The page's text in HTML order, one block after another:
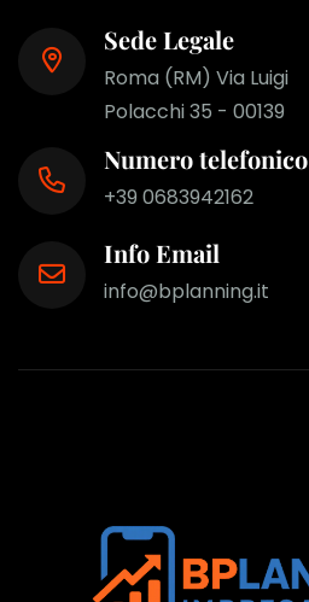
Sede Legale
Roma (RM) Via Luigi
Polacchi 35 - 00139
Numero telefonico
+39 0683942162
Info Email
info@bplanning.it